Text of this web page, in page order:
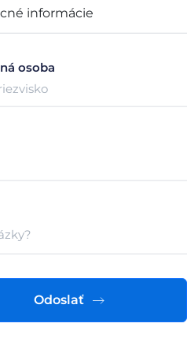
osoba
Odoslať